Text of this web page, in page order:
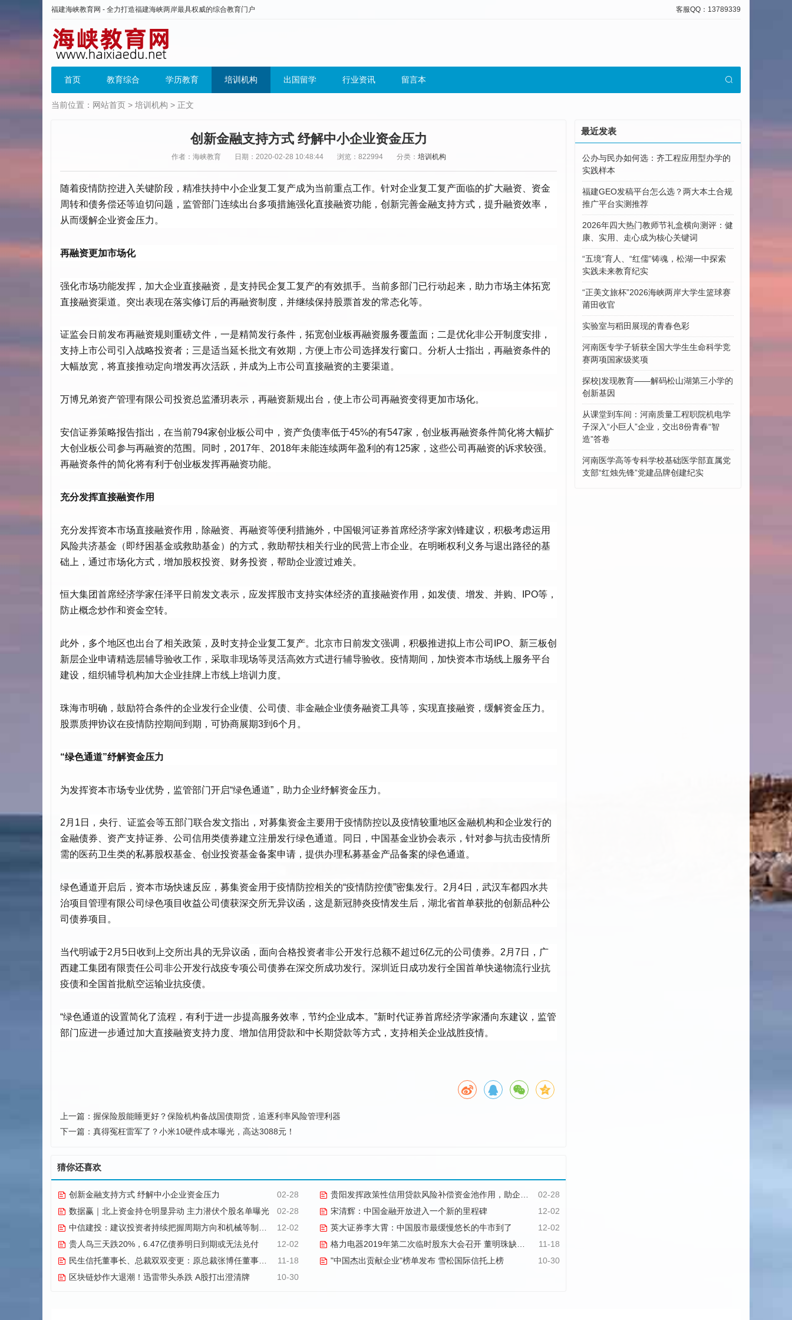
福建海峡教育网 - 全力打造福建海峡两岸最具权威的综合教育门户 客服QQ：13789339
首页 教育综合 学历教育 培训机构 出国留学 行业资讯 留言本
当前位置： 网站首页 > 培训机构 > 正文
创新金融支持方式 纾解中小企业资金压力
作者：海峡教育 日期：2020-02-28 10:48:44 浏览：822994 分类： 培训机构
随着疫情防控进入关键阶段，精准扶持中小企业复工复产成为当前重点工作。针对企业复工复产面临的扩大融资、资金
周转和债务偿还等迫切问题，监管部门连续出台多项措施强化直接融资功能，创新完善金融支持方式，提升融资效率，
从而缓解企业资金压力。
再融资更加市场化
强化市场功能发挥，加大企业直接融资，是支持民企复工复产的有效抓手。当前多部门已行动起来，助力市场主体拓宽
直接融资渠道。突出表现在落实修订后的再融资制度，并继续保持股票首发的常态化等。
证监会日前发布再融资规则重磅文件，一是精简发行条件，拓宽创业板再融资服务覆盖面；二是优化非公开制度安排，
支持上市公司引入战略投资者；三是适当延长批文有效期，方便上市公司选择发行窗口。分析人士指出，再融资条件的
大幅放宽，将直接推动定向增发再次活跃，并成为上市公司直接融资的主要渠道。
万博兄弟资产管理有限公司投资总监潘玥表示，再融资新规出台，使上市公司再融资变得更加市场化。
安信证券策略报告指出，在当前794家创业板公司中，资产负债率低于45%的有547家，创业板再融资条件简化将大幅扩
大创业板公司参与再融资的范围。同时，2017年、2018年未能连续两年盈利的有125家，这些公司再融资的诉求较强。
再融资条件的简化将有利于创业板发挥再融资功能。
充分发挥直接融资作用
充分发挥资本市场直接融资作用，除融资、再融资等便利措施外，中国银河证券首席经济学家刘锋建议，积极考虑运用
风险共济基金（即纾困基金或救助基金）的方式，救助帮扶相关行业的民营上市企业。在明晰权利义务与退出路径的基
础上，通过市场化方式，增加股权投资、财务投资，帮助企业渡过难关。
恒大集团首席经济学家任泽平日前发文表示，应发挥股市支持实体经济的直接融资作用，如发债、增发、并购、IPO等，
防止概念炒作和资金空转。
此外，多个地区也出台了相关政策，及时支持企业复工复产。北京市日前发文强调，积极推进拟上市公司IPO、新三板创
新层企业申请精选层辅导验收工作，采取非现场等灵活高效方式进行辅导验收。疫情期间，加快资本市场线上服务平台
建设，组织辅导机构加大企业挂牌上市线上培训力度。
珠海市明确，鼓励符合条件的企业发行企业债、公司债、非金融企业债务融资工具等，实现直接融资，缓解资金压力。
股票质押协议在疫情防控期间到期，可协商展期3到6个月。
“绿色通道”纾解资金压力
为发挥资本市场专业优势，监管部门开启“绿色通道”，助力企业纾解资金压力。
2月1日，央行、证监会等五部门联合发文指出，对募集资金主要用于疫情防控以及疫情较重地区金融机构和企业发行的
金融债券、资产支持证券、公司信用类债券建立注册发行绿色通道。同日，中国基金业协会表示，针对参与抗击疫情所
需的医药卫生类的私募股权基金、创业投资基金备案申请，提供办理私募基金产品备案的绿色通道。
绿色通道开启后，资本市场快速反应，募集资金用于疫情防控相关的“疫情防控债”密集发行。2月4日，武汉车都四水共
治项目管理有限公司绿色项目收益公司债获深交所无异议函，这是新冠肺炎疫情发生后，湖北省首单获批的创新品种公
司债券项目。
当代明诚于2月5日收到上交所出具的无异议函，面向合格投资者非公开发行总额不超过6亿元的公司债券。2月7日，广
西建工集团有限责任公司非公开发行战疫专项公司债券在深交所成功发行。深圳近日成功发行全国首单快递物流行业抗
疫债和全国首批航空运输业抗疫债。
“绿色通道的设置简化了流程，有利于进一步提高服务效率，节约企业成本。”新时代证券首席经济学家潘向东建议，监管
部门应进一步通过加大直接融资支持力度、增加信用贷款和中长期贷款等方式，支持相关企业战胜疫情。
上一篇： 握保险股能睡更好？保险机构备战国债期货，追逐利率风险管理利器
下一篇： 真得冤枉雷军了？小米10硬件成本曝光，高达3088元！
猜你还喜欢
02-28
创新金融支持方式 纾解中小企业资金压力 02-28
贵阳发挥政策性信用贷款风险补偿资金池作用，助企业复工战“疫”
02-28
数据赢｜北上资金持仓明显异动 主力潜伏个股名单曝光 12-02
宋清辉：中国金融开放进入一个新的里程碑
12-02
中信建投：建议投资者持续把握周期方向和机械等制造方向 12-02
英大证券李大霄：中国股市最缓慢悠长的牛市到了
12-02
贵人鸟三天跌20%，6.47亿债券明日到期或无法兑付 11-18
格力电器2019年第二次临时股东大会召开 董明珠缺席、股东交流环节取消
11-18
民生信托董事长、总裁双双变更：原总裁张博任董事长，田吉申接任总裁 10-30
"中国杰出贡献企业"榜单发布 雪松国际信托上榜
10-30
区块链炒作大退潮！迅雷带头杀跌 A股打出澄清牌
最近发表
公办与民办如何选：齐工程应用型办学的
实践样本
福建GEO发稿平台怎么选？两大本土合规
推广平台实测推荐
2026年四大热门教师节礼盒横向测评：健
康、实用、走心成为核心关键词
“五境”育人、“红儒”铸魂，松湖一中探索
实践未来教育纪实
“正美文旅杯”​2026海峡两岸大学生篮球赛
莆田收官
实验室与稻田展现的青春色彩
河南医专学子斩获全国大学生生命科学竞
赛两项国家级奖项
探校|发现教育——解码松山湖第三小学的
创新基因
从课堂到车间：河南质量工程职院机电学
子深入“小巨人”企业，交出8份青春“智
造”答卷
河南医学高等专科学校基础医学部直属党
支部“红烛先锋”党建品牌创建纪实